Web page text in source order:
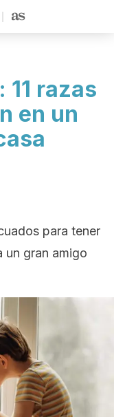
11 razas
en un
para tener
un gran amigo